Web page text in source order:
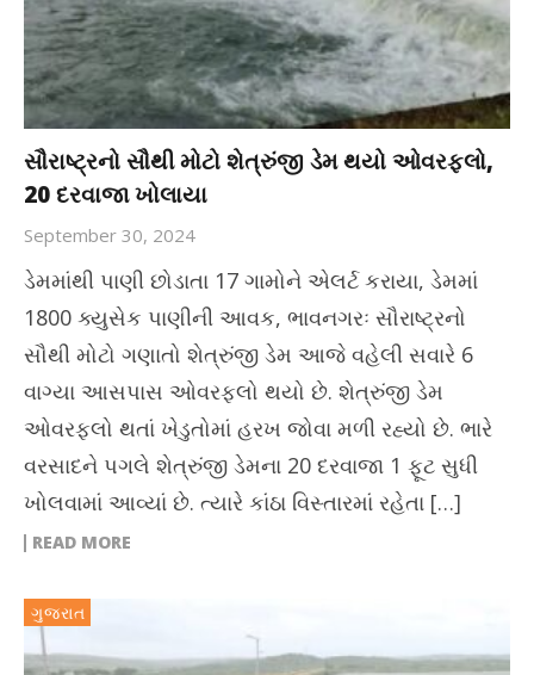
સૌરાષ્ટ્રનો સૌથી મોટો શેત્રુંજી ડેમ થયો ઓવરફ્લો,
20 દરવાજા ખોલાયા
September 30, 2024
ડેમમાંથી પાણી છોડાતા 17 ગામોને એલર્ટ કરાયા, ડેમમાં
1800 ક્યુસેક પાણીની આવક, ભાવનગરઃ સૌરાષ્ટ્રનો
સૌથી મોટો ગણાતો શેત્રુંજી ડેમ આજે વહેલી સવારે 6
વાગ્યા આસપાસ ઓવરફ્લો થયો છે. શેત્રુંજી ડેમ
ઓવરફ્લો થતાં ખેડુતોમાં હરખ જોવા મળી રહ્યો છે. ભારે
વરસાદને પગલે શેત્રુંજી ડેમના 20 દરવાજા 1 ફૂટ સુધી
ખોલવામાં આવ્યાં છે. ત્યારે કાંઠા વિસ્તારમાં રહેતા […]
READ MORE
ગુજરાત